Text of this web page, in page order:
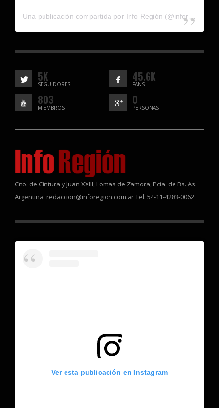
5K
SEGUIDORES
45.6K
FANS
803
MIEMBROS
0
PERSONAS
Cno. de Cintura y Juan XXIII, Lomas de Zamora, Pcia. de Bs. As.
Argentina. redaccion@inforegion.com.ar Tel: 54-11-4283-0062
Ver esta publicación en Instagram